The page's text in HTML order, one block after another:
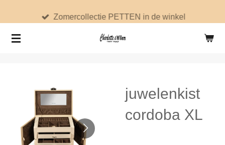
direct
naar
Zomercollectie PETTEN in de winkel
juwelenkist
cordoba XL